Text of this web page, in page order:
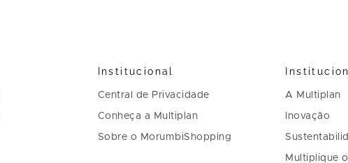
Institucional
Central de Privacidade
Conheça a Multiplan
Sobre o MorumbiShopping
A Multiplan
Inovação
Multiplique